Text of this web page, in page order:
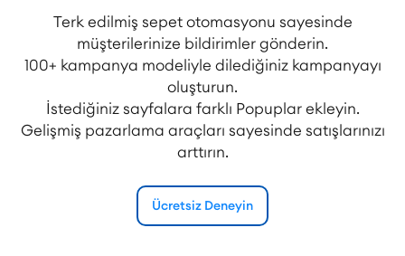
Terk edilmiş sepet otomasyonu sayesinde
müşterilerinize bildirimler gönderin.
100+ kampanya modeliyle dilediğiniz kampanyayı
oluşturun.
İstediğiniz sayfalara farklı Popuplar ekleyin.
Gelişmiş pazarlama araçları sayesinde satışlarınızı
arttırın.
Ücretsiz Deneyin